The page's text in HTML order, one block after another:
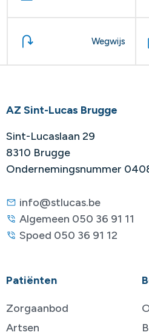
Wegwijs
AZ Sint-Lucas Brugge
Sint-Lucaslaan 29
8310 Brugge
Ondernemingsnummer
info@stlucas.be
Algemeen 050 36 91 11
Spoed 050 36 91 12
Patiënten
Zorgaanbod
Artsen